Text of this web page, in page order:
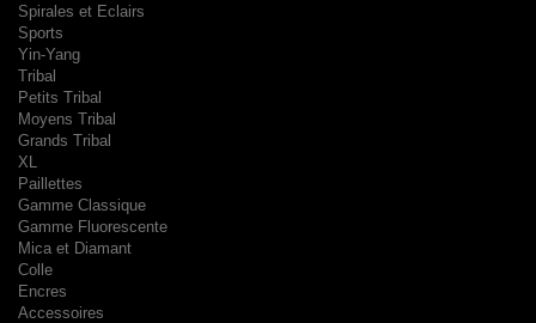
Spirales et Eclairs
Sports
Yin-Yang
Tribal
Petits Tribal
Moyens Tribal
Grands Tribal
XL
Paillettes
Gamme Classique
Gamme Fluorescente
Mica et Diamant
Colle
Encres
Accessoires